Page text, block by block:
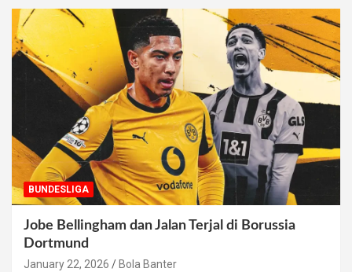
BUNDESLIGA
Jobe Bellingham dan Jalan Terjal di Borussia
Dortmund
January 22, 2026 Bola Banter